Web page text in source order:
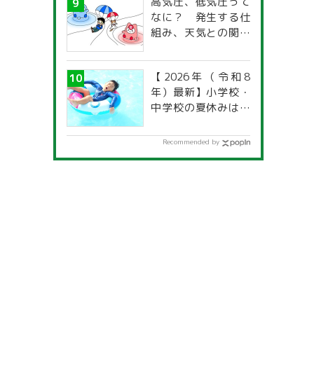
なに？ 発生する仕
組み、天気との関係
【2026年（令和8
年）最新】小学校・
中学校の夏休みはい
道府県別「夏季休暇
Recommended by